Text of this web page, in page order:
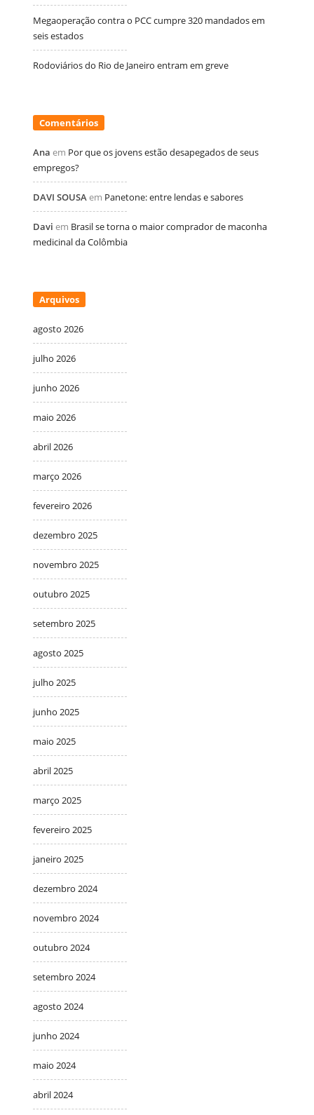
Megaoperação contra o PCC cumpre 320 mandados em
seis estados
Rodoviários do Rio de Janeiro entram em greve
Comentários
Ana em Por que os jovens estão desapegados de seus
empregos?
DAVI SOUSAem Panetone: entre lendas e sabores
Davi em Brasil se torna o maior comprador de maconha
medicinal da Colômbia
Arquivos
agosto 2026
julho 2026
junho 2026
maio 2026
abril 2026
março 2026
fevereiro 2026
dezembro 2025
novembro 2025
outubro 2025
setembro 2025
agosto 2025
julho 2025
junho 2025
maio 2025
abril 2025
março 2025
fevereiro 2025
janeiro 2025
dezembro 2024
novembro 2024
outubro 2024
setembro 2024
agosto 2024
junho 2024
maio 2024
abril 2024